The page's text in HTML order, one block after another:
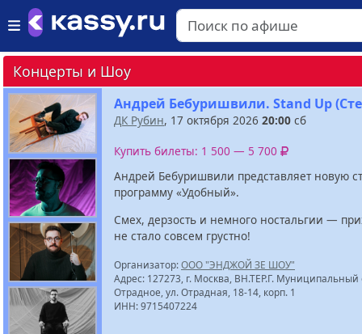
Концерты и Шоу
Андрей Бебуришвили. Stand Up
ДК Рубин, 17 октября 2026 20:00 сб
Купить билеты: 1 500 — 5 700
Андрей Бебуришвили представляет новую
программу «Удобный».
Смех, дерзость и немного ностальгии —
не стало совсем грустно!
Организатор:ООО "ЭНДЖОЙ ЗЕ ШОУ"
Адрес: 127273, г. Москва, ВН.ТЕР.Г. Муниципальный
Отрадное, ул. Отрадная, 18-14, корп. 1
ИНН: 9715407224